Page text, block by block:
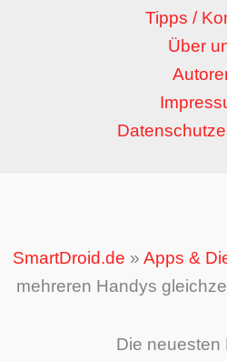
Tipps /
Über
SmartDroid.de » Apps &
mehreren Handys
Die neuesten